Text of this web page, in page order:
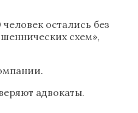
остались без
схем»,
адвокаты.